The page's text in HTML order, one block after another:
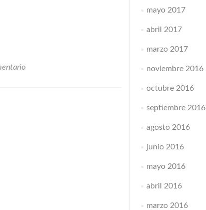
mayo 2017
abril 2017
marzo 2017
noviembre 2016
octubre 2016
septiembre 2016
agosto 2016
junio 2016
mayo 2016
abril 2016
marzo 2016